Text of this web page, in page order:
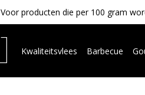
Voor producten die per 100 gram
Kwaliteitsvlees Barbecue